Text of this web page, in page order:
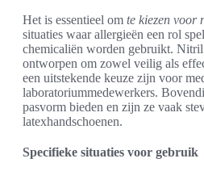
Het is essentieel om te kiezen voor
situaties waar allergieën een rol
chemicaliën worden gebruikt.
ontworpen om zowel veilig als
een uitstekende keuze zijn voor
laboratoriummedewerkers.
pasvorm bieden en zijn ze vaak
latexhandschoenen.
Specifieke situaties voor gebruik